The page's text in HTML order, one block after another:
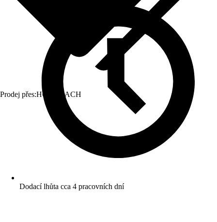
Prodej přes:HORNBACH
Dodací lhůta cca 4 pracovních dní